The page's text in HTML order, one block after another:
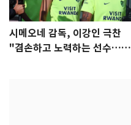
시메오네 감독, 이강인 극찬
"겸손하고 노력하는 선수…좋